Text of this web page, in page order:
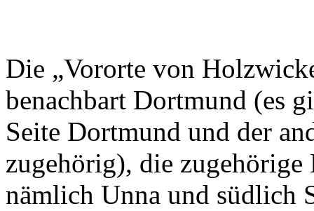
Die „Vororte von
benachbart Dortmund (es
Seite Dortmund und der
zugehörig), die
nämlich Unna und südlich